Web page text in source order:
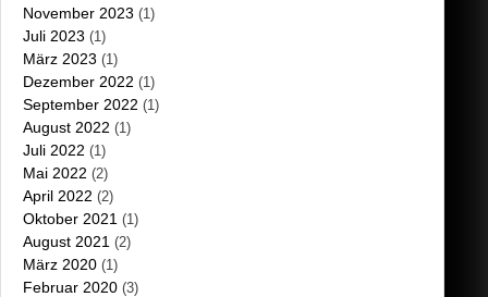
November 2023 (1)
Juli 2023 (1)
März 2023 (1)
Dezember 2022 (1)
September 2022 (1)
August 2022 (1)
Juli 2022 (1)
Mai 2022 (2)
April 2022 (2)
Oktober 2021 (1)
August 2021 (2)
März 2020 (1)
Februar 2020 (3)